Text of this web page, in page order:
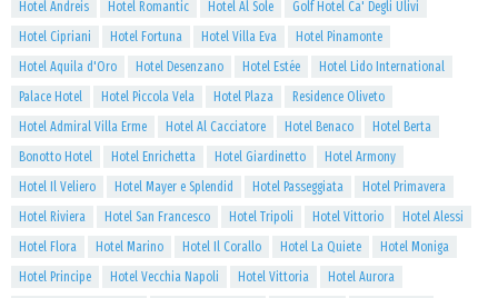
Hotel Andreis
Hotel Romantic Hotel Al Sole
Golf Hotel Ca' Degli Ulivi
Hotel Cipriani
Hotel Fortuna Hotel Villa Eva
Hotel Pinamonte
Hotel Aquila d'Oro
Hotel Desenzano Hotel Estée
Hotel Lido International
Palace Hotel
Hotel Piccola Vela Hotel Plaza
Residence Oliveto
Hotel Admiral Villa Erme
Hotel Al Cacciatore Hotel Benaco
Hotel Berta
Bonotto Hotel
Hotel Enrichetta Hotel Giardinetto
Hotel Armony
Hotel Il Veliero
Hotel Mayer e Splendid Hotel Passeggiata
Hotel Primavera
Hotel Riviera
Hotel San Francesco Hotel Tripoli Hotel Vittorio
Hotel Alessi
Hotel Flora
Hotel Marino Hotel Il Corallo Hotel La Quiete
Hotel Moniga
Hotel Principe
Hotel Vecchia Napoli Hotel Vittoria
Hotel Aurora